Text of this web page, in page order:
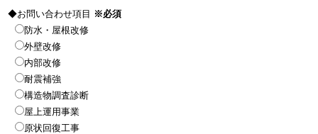
◆お問い合わせ項目 ※必須
防水・屋根改修
外壁改修
内部改修
耐震補強
構造物調査診断
屋上運用事業
原状回復工事